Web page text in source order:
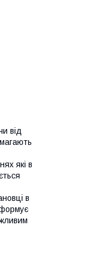
від
які в
в